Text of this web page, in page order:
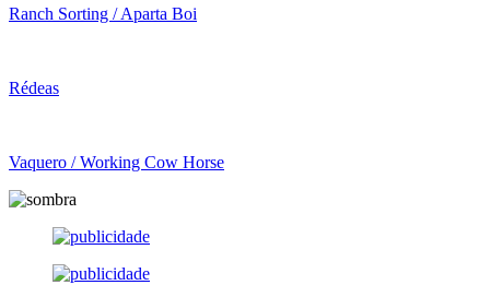
Ranch Sorting / Aparta Boi
Rédeas
Vaquero / Working Cow Horse